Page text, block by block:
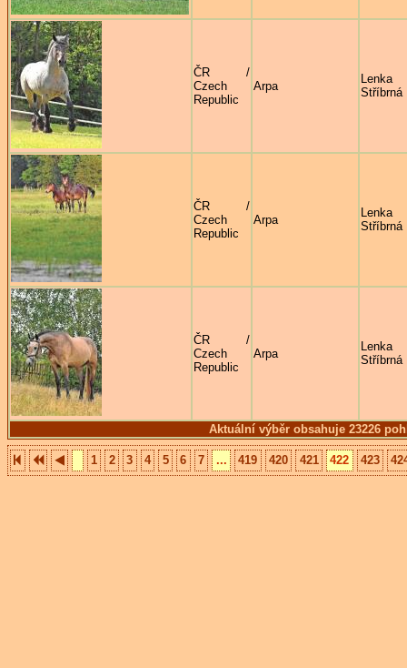
Aktuální výběr obsahuje 23226
ČR /
Czech
Republic
Arpa
Lenka
Stříbrná
ČR /
Czech
Republic
Arpa
Lenka
Stříbrná
ČR /
Czech
Republic
Arpa
Lenka
Stříbrná
1 2 3 4 5 6 7 ... 419 420 421 422 423